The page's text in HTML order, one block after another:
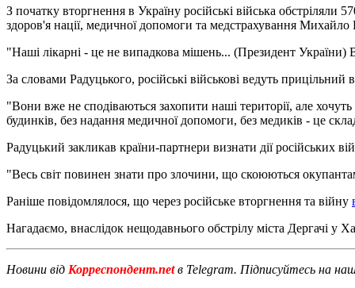
З початку вторгнення в Україну російські війська
здоров'я нації, медичної допомоги та медстрахування
"Наші лікарні - це не випадкова мішень... (Президент України)
За словами Радуцького, російські військові ведуть
"Вони вже не сподіваються захопити наші території, але
будинків, без надання медичної допомоги, без медиків - це
Радуцький закликав країни-партнери визнати дії російських
"Весь світ повинен знати про злочини, що скоюються
Раніше повідомлялося, що через російське вторгнення та війну
Нагадаємо, внаслідок нещодавнього обстрілу міста Дергачі у
Новини від Корреспондент.netв Telegram. Підписуйтесь на